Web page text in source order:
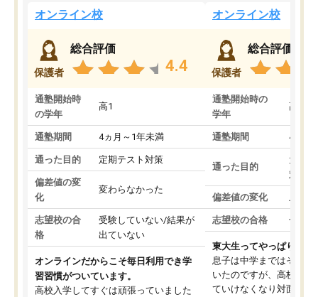
オンライン校
保護者
総合評価
4.4
通塾開始時
の学年
高1
通塾期間 4ヵ月～1年未満
通った目的 定期テスト対策
偏差値の変
化
変わらなかった
志望校の合
格
受験していない/結果が
出ていない
オンラインだからこそ毎日利用でき学
習習慣がついています。
高校入学してすぐは頑張っていました
オンライン校
保護者
総合評価
通塾開始時の
学年
高3
通塾期間 4ヵ月
通った目的
大学
対策
偏差値の変化
志望校の合格 合格
東大生ってやっぱりすご
息子は中学まではそこそ
いたのですが、高校に入
ていけなくなり対面の塾